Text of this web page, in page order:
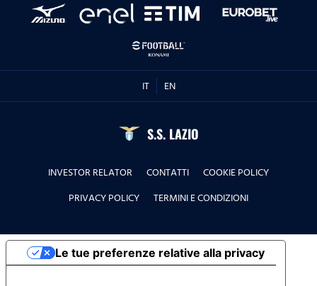
IT EN
S.S. LAZIO
INVESTOR RELATOR CONTATTI
COOKIE POLICY
PRIVACY POLICY
TERMINI E CONDIZIONI
Le tue preferenze relative alla privacy